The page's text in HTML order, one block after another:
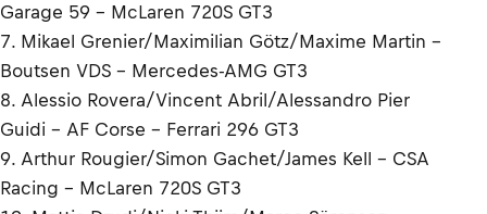
Garage 59 – McLaren 720S GT3
7. Mikael Grenier/Maximilian Götz/Maxime Martin –
Boutsen VDS – Mercedes-AMG GT3
8. Alessio Rovera/Vincent Abril/Alessandro Pier
Guidi - AF Corse - Ferrari 296 GT3
9. Arthur Rougier/Simon Gachet/James Kell – CSA
Racing – McLaren 720S GT3